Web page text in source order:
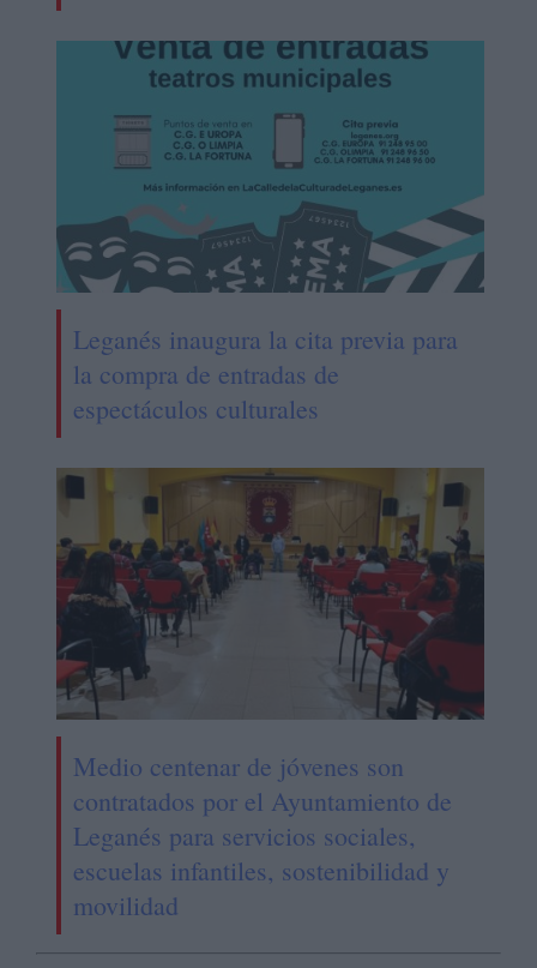
Leganés inaugura la cita previa para
la compra de entradas de
espectáculos culturales
Medio centenar de jóvenes son
contratados por el Ayuntamiento de
Leganés para servicios sociales,
escuelas infantiles, sostenibilidad y
movilidad